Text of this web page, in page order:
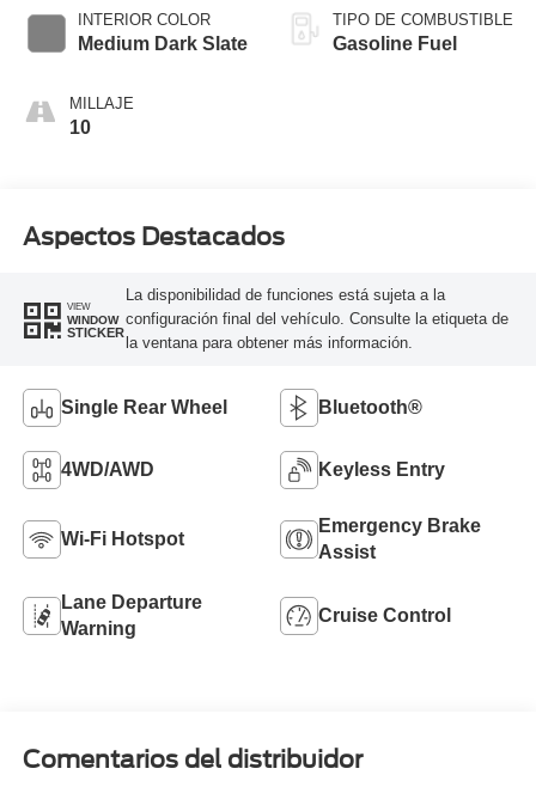
INTERIOR COLOR
Medium Dark Slate
MILLAJE
10
Selectable Drive
Modes
TIPO DE COMBUSTIBLE
Gasoline Fuel
Aspectos Destacados
VIEW
WINDOW
STICKER
La disponibilidad de funciones está sujeta a la
configuración final del vehículo. Consulte la etiqueta de
la ventana para obtener más información.
Single Rear Wheel Bluetooth®
4WD/AWD Keyless Entry
Wi-Fi Hotspot
Emergency Brake
Assist
Lane Departure
Warning
Cruise Control
Comentarios del distribuidor